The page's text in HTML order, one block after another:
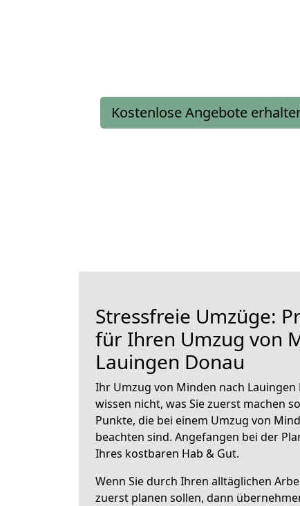
Kostenlose Angebote
Stressfreie Umzüge:
für Ihren Umzug von
Lauingen Donau
Ihr Umzug von Minden nach
wissen nicht, was Sie zuerst machen
Punkte, die bei einem Umzug von
beachten sind. Angefangen bei der
Ihres kostbaren Hab & Gut.
Wenn Sie durch Ihren alltäglichen
zuerst planen sollen, dann